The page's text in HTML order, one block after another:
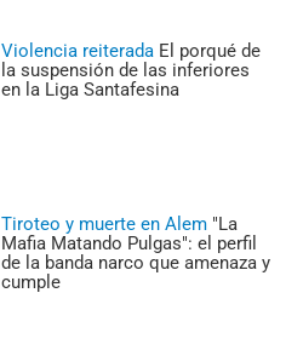
Violencia reiterada El porqué de
la suspensión de las inferiores
en la Liga Santafesina
Tiroteo y muerte en Alem "La
Mafia Matando Pulgas": el perfil
de la banda narco que amenaza y
cumple